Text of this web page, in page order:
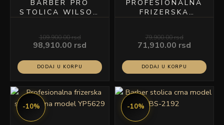
BARBER PRO
STOLICA WILSON
YP8827
109,900.00rsd
98,910.00 rsd
DODAJ U KORPU
PROFESIONALNA
FRIZERSKA
79,900.00rsd
71,910.00 rsd
DODAJ U KORPU
-10%
Originalna
cena
je
bila:
Trenutna
cena
je:
53,910.00 rsd.
-10%
Originalna
cena
je
bila: